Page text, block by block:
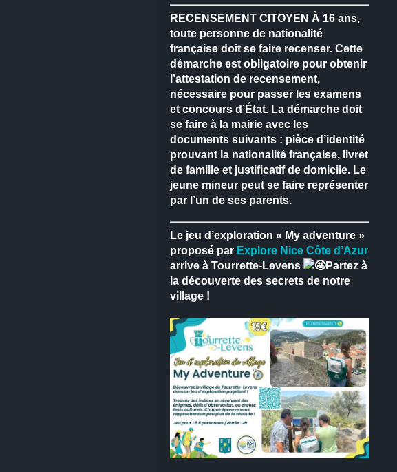
RECENSEMENT CITOYEN À 16 ans,
toute personne de nationalité
française doit se faire recenser. Cette
démarche est obligatoire pour obtenir
l’attestation de recensement,
nécessaire pour passer les examens
et concours d’État.La démarche doit
se faire à la mairie avec les
documents suivants : pièce d’identité
prouvant la nationalité française, livret
de famille et justificatif de domicile.Le
jeune mineur peut se faire représenter
par l’un de ses parents.
Le jeu d’exploration « My adventure »
proposé par Explore Nice Côte d’Azur
arrive à Tourrette-Levens
Partez à
la découverte des secrets de notre
village !